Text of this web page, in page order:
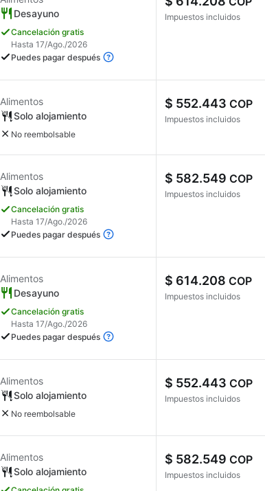
Desayuno
Cancelación gratis
Hasta 17/Ago./2026
Puedes pagar después
Impuestos incluidos
Alimentos
Solo alojamiento
No reembolsable
$ 552.443 COP
Impuestos incluidos
Alimentos
Solo alojamiento
Cancelación gratis
Hasta 17/Ago./2026
Puedes pagar después
$ 582.549 COP
Impuestos incluidos
Alimentos
Desayuno
Cancelación gratis
Hasta 17/Ago./2026
Puedes pagar después
$ 614.208 COP
Impuestos incluidos
Alimentos
Solo alojamiento
No reembolsable
$ 552.443 COP
Impuestos incluidos
Alimentos
Solo alojamiento
$ 582.549 COP
Impuestos incluidos